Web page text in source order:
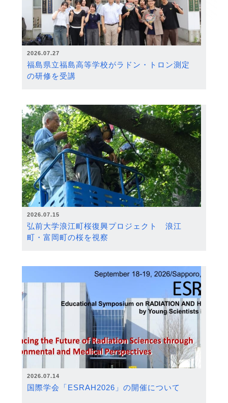
2026.07.27
福島県立福島高等学校がラドン・トロン測定
の研修を受講
2026.07.15
弘前大学浪江町桜復興プロジェクト 浪江
町・富岡町の桜を視察
2026.07.14
国際学会「ESRAH2026」の開催について